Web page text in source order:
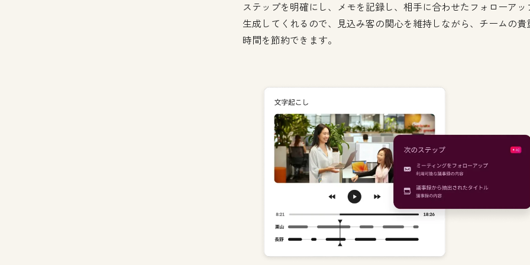
ステップを明確にし、メモを記録し、相手に合わせたフォローアッ
生成してくれるので、見込み客の関心を維持しながら、チームの貴
時間を節約できます。